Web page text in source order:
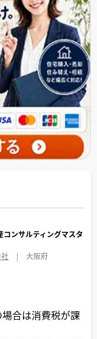
ンサルティングマスタ
| 大阪府
合は消費税が課